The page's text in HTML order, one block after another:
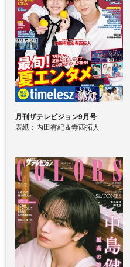
月刊ザテレビジョン9月号
表紙：内田有紀＆寺西拓人